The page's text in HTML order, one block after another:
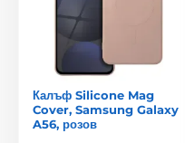
Калъф Silicone Mag
Cover, Samsung Galaxy
A56, розов